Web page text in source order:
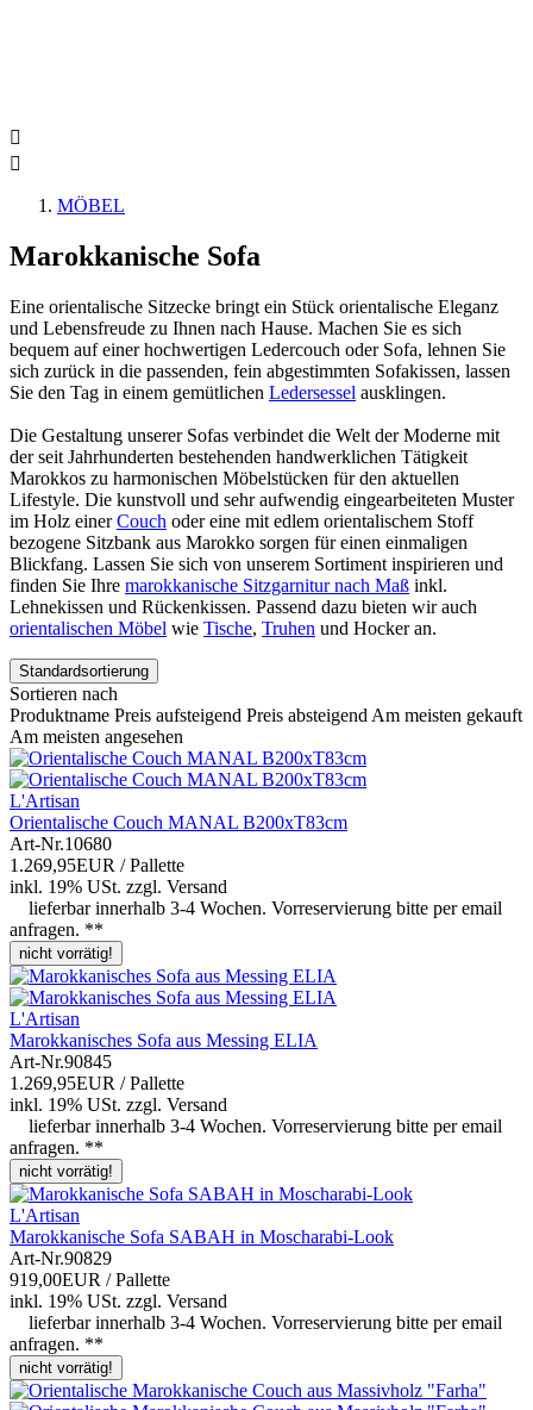


MÖBEL
Marokkanische Sofa
Eine orientalische Sitzecke bringt ein Stück orientalische Eleganz
und Lebensfreude zu Ihnen nach Hause. Machen Sie es sich
bequem auf einer hochwertigen Ledercouch oder Sofa, lehnen Sie
sich zurück in die passenden, fein abgestimmten Sofakissen, lassen
Sie den Tag in einem gemütlichen Ledersessel ausklingen.
Die Gestaltung unserer Sofas verbindet die Welt der Moderne mit
der seit Jahrhunderten bestehenden handwerklichen Tätigkeit
Marokkos zu harmonischen Möbelstücken für den aktuellen
Lifestyle. Die kunstvoll und sehr aufwendig eingearbeiteten Muster
im Holz einerCouch oder eine mit edlem orientalischem Stoff
bezogene Sitzbank aus Marokko sorgen für einen einmaligen
Blickfang. Lassen Sie sich von unserem Sortiment inspirieren und
finden Sie Ihre marokkanische Sitzgarnitur nach Maß inkl.
Lehnekissen und Rückenkissen. Passend dazu bieten wir auch
orientalischen Möbel wie Tische, Truhen und Hocker an.
Standardsortierung
Sortieren nach
Produktname Preis aufsteigend Preis absteigend Am meisten gekauft
Am meisten angesehen
L'Artisan
Orientalische Couch MANAL B200xT83cm
Art-Nr.10680
1.269,95EUR / Pallette
inkl. 19% USt. zzgl. Versand
lieferbar innerhalb 3-4 Wochen. Vorreservierung bitte per email
anfragen. **
nicht vorrätig!
L'Artisan
Marokkanisches Sofa aus Messing ELIA
Art-Nr.90845
1.269,95EUR / Pallette
inkl. 19% USt. zzgl. Versand
lieferbar innerhalb 3-4 Wochen. Vorreservierung bitte per email
anfragen. **
nicht vorrätig!
L'Artisan
Marokkanische Sofa SABAH in Moscharabi-Look
Art-Nr.90829
919,00EUR / Pallette
inkl. 19% USt. zzgl. Versand
lieferbar innerhalb 3-4 Wochen. Vorreservierung bitte per email
anfragen. **
nicht vorrätig!